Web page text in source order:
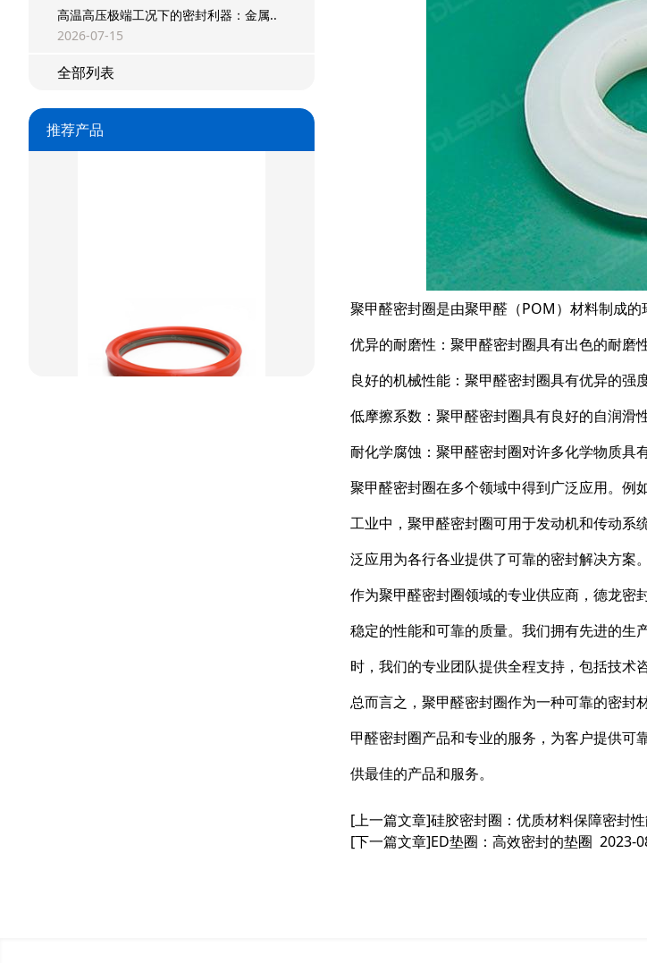
高温高压极端工况下的密封利器：金属..
2026-07-15
全部列表
推荐产品
阶梯组合封
星型双O组合
阶梯组合封
聚甲醛密封圈是由聚甲醛（POM）材料制成的
优异的耐磨性：聚甲醛密封圈具有出色的耐磨
良好的机械性能：聚甲醛密封圈具有优异的强
低摩擦系数：聚甲醛密封圈具有良好的自润滑
耐化学腐蚀：聚甲醛密封圈对许多化学物质具
聚甲醛密封圈在多个领域中得到广泛应用。例
工业中，聚甲醛密封圈可用于发动机和传动系
泛应用为各行各业提供了可靠的密封解决方案。
作为聚甲醛密封圈领域的专业供应商，德龙密
稳定的性能和可靠的质量。我们拥有先进的生
时，我们的专业团队提供全程支持，包括技术
总而言之，聚甲醛密封圈作为一种可靠的密封
甲醛密封圈产品和专业的服务，为客户提供可
供最佳的产品和服务。
[上一篇文章]硅胶密封圈：优质材料保障密封
[下一篇文章]ED垫圈：高效密封的垫圈 2023-